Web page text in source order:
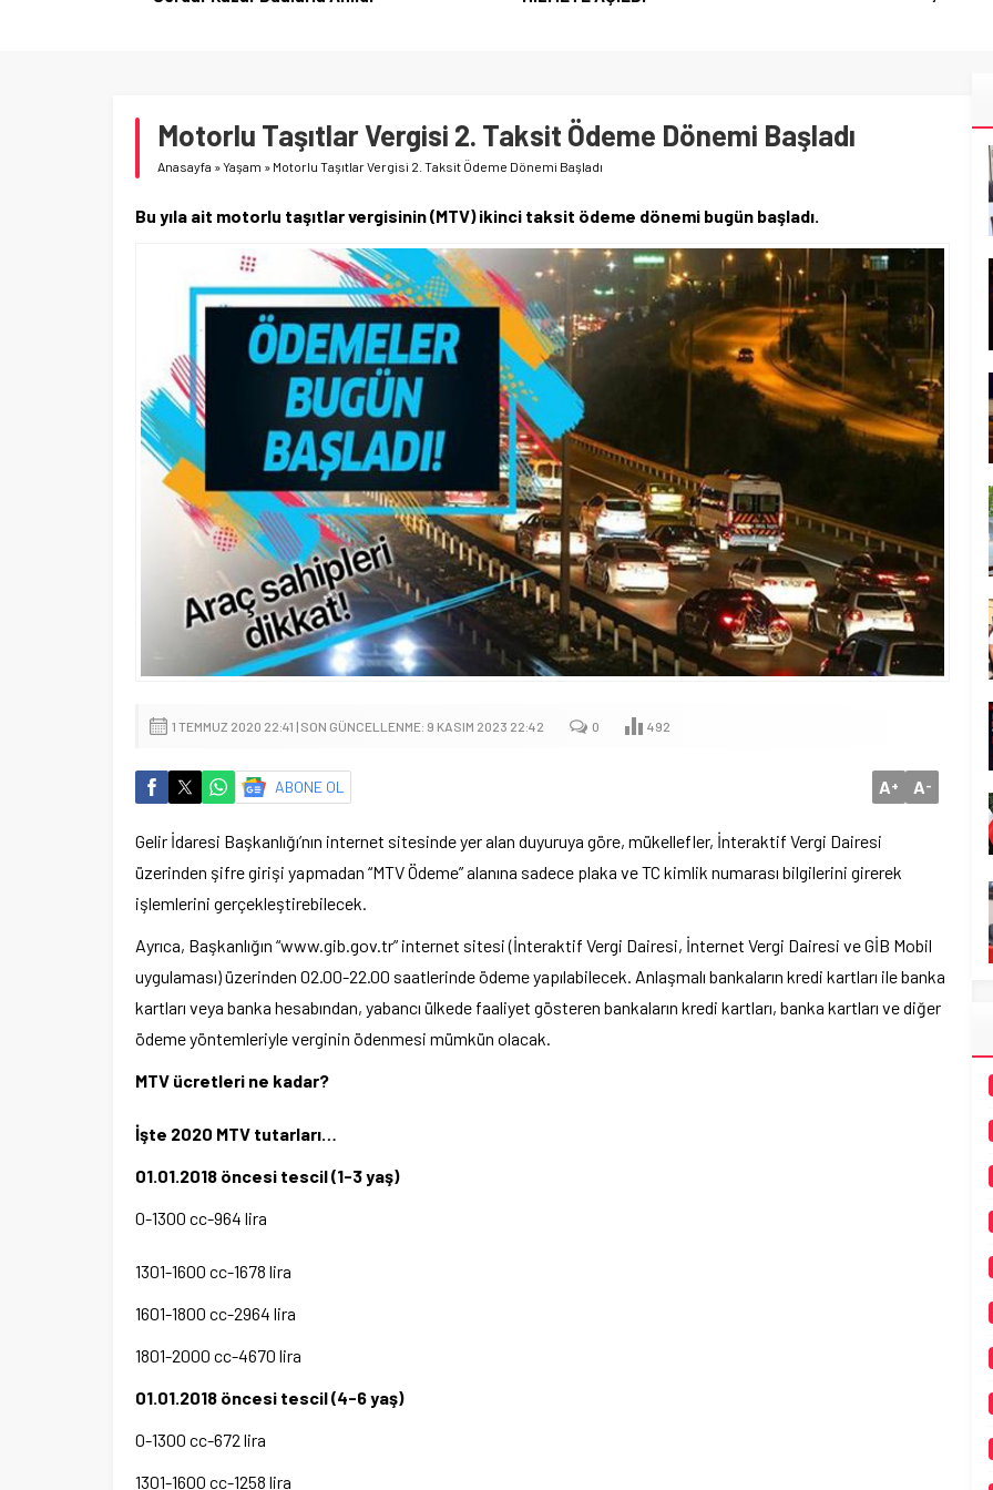
Motorlu Taşıtlar Vergisi 2. Taksit Ödeme Dönemi Başladı
Anasayfa »Yaşam » Motorlu Taşıtlar Vergisi 2. Taksit Ödeme Dönemi Başladı
Bu yıla ait motorlu taşıtlar vergisinin (MTV) ikinci taksit ödeme dönemi bugün başladı.
1 TEMMUZ 2020 22:41 | SON GÜNCELLENME: 9 KASIM 2023 22:42 0 492
ABONE OL A+ A-
Gelir İdaresi Başkanlığı’nın internet sitesinde yer alan duyuruya göre, mükellefler, İnteraktif Vergi Dairesi
üzerinden şifre girişi yapmadan “MTV Ödeme” alanına sadece plaka ve TC kimlik numarası bilgilerini girerek
işlemlerini gerçekleştirebilecek.
Ayrıca, Başkanlığın “www.gib.gov.tr” internet sitesi (İnteraktif Vergi Dairesi, İnternet Vergi Dairesi ve GİB Mobil
uygulaması) üzerinden 02.00-22.00 saatlerinde ödeme yapılabilecek. Anlaşmalı bankaların kredi kartları ile banka
kartları veya banka hesabından, yabancı ülkede faaliyet gösteren bankaların kredi kartları, banka kartları ve diğer
ödeme yöntemleriyle verginin ödenmesi mümkün olacak.
MTV ücretleri ne kadar?
İşte 2020 MTV tutarları…
01.01.2018 öncesi tescil (1-3 yaş)
0-1300 cc-964 lira
1301-1600 cc-1678 lira
1601-1800 cc-2964 lira
1801-2000 cc-4670 lira
01.01.2018 öncesi tescil (4-6 yaş)
0-1300 cc-672 lira
1301-1600 cc-1258 lira